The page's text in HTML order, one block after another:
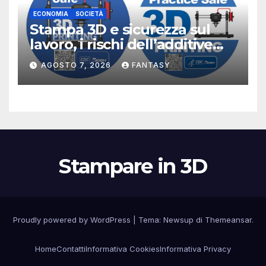
ECONOMIA SOCIETÀ
Stampa 3D e sicurezza sul
lavoro, i rischi dell’additive
manufacturing secondo
NIOSH
AGOSTO 7, 2026 FANTASY
Stampare in 3D
Proudly powered by WordPress Tema: Newsup di Themeansar.
HomeContattiInformativa CookiesInformativa Privacy